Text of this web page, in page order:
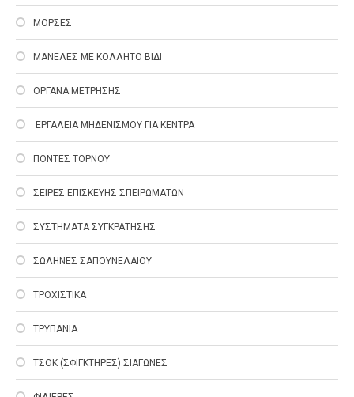
ΜΟΡΣΕΣ
ΜΑΝΕΛΕΣ ΜΕ ΚΟΛΛΗΤΟ ΒΙΔΙ
ΟΡΓΑΝΑ ΜΕΤΡΗΣΗΣ
EΡΓΑΛΕΙΑ ΜΗΔΕΝΙΣΜΟΥ ΓΙΑ ΚΕΝΤΡΑ
ΠΟΝΤΕΣ ΤΟΡΝΟΥ
ΣΕΙΡΕΣ ΕΠΙΣΚΕΥΗΣ ΣΠΕΙΡΩΜΑΤΩΝ
ΣΥΣΤΗΜΑΤΑ ΣΥΓΚΡΑΤΗΣΗΣ
ΣΩΛΗΝΕΣ ΣΑΠΟΥΝΕΛΑΙΟΥ
ΤΡΟΧΙΣΤΙΚΑ
ΤΡΥΠΑΝΙΑ
ΤΣΟΚ (ΣΦΙΓΚΤΗΡΕΣ) ΣΙΑΓΩΝΕΣ